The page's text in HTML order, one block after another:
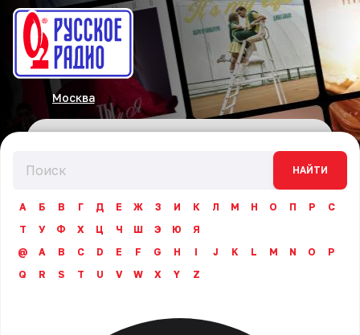
Москва
НАЙТИ
А Б В Г Д Е Ж З И К Л М Н О П Р
С
Т
У Ф Х Ц Ч Ш Э Ю
Я
@
A B C D E F G H I J K L M N O
P
Q
R S T U V W X Y Z